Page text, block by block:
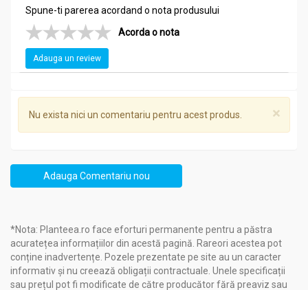
Spune-ti parerea acordand o nota produsului
Acorda o nota
Adauga un review
×
Nu exista nici un comentariu pentru acest produs.
Adauga Comentariu nou
*Nota: Planteea.ro face eforturi permanente pentru a păstra
acuratețea informațiilor din acestă pagină. Rareori acestea pot
conține inadvertențe. Pozele prezentate pe site au un caracter
informativ și nu creează obligații contractuale. Unele specificații
sau prețul pot fi modificate de către producător fără preaviz sau